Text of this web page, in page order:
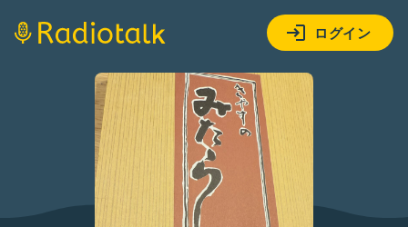
ログイン